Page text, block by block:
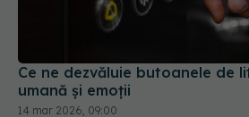
Ce ne dezvăluie butoanele de
umană și emoții
14 mar 2026, 09:00